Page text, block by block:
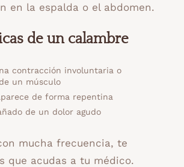
en la espalda o el abdomen.
de un calambre
contracción involuntaria o
un músculo
de forma repentina
de un dolor agudo
mucha frecuencia, te
que acudas a tu médico.